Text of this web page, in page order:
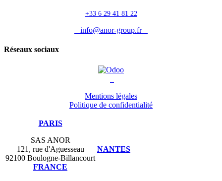
+33 6 29 41 81 22
info@anor-group.fr
Réseaux sociaux
Mentions légales
Politique de confidentialité
PARIS
SAS ANOR
121, rue d'Aguesseau
92100 Boulogne-Billancourt
FRANCE
NANTES